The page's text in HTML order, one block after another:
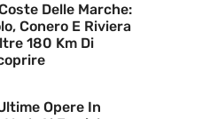
Delle Marche:
Conero E Riviera
180 Km Di
Opere In